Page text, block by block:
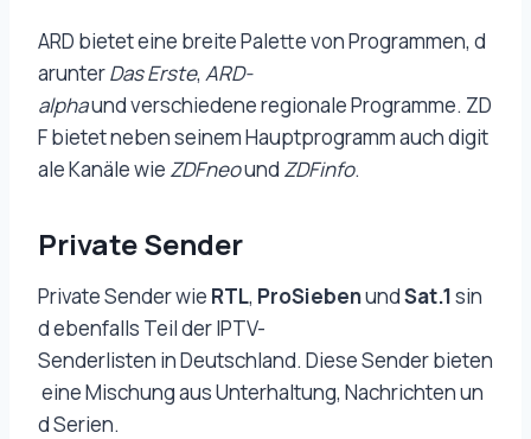
ARD bietet eine breite Palette von Programmen, d
arunterDas Erste, ARD-
alphaund verschiedene regionale Programme. ZD
F bietet neben seinem Hauptprogramm auch digit
ale Kanäle wie ZDFneound ZDFinfo.
Private Sender
Private Sender wie RTL, ProSiebenundSat.1sin
d ebenfalls Teil der IPTV-
Senderlisten in Deutschland. Diese Sender bieten
eine Mischung aus Unterhaltung, Nachrichten un
d Serien.